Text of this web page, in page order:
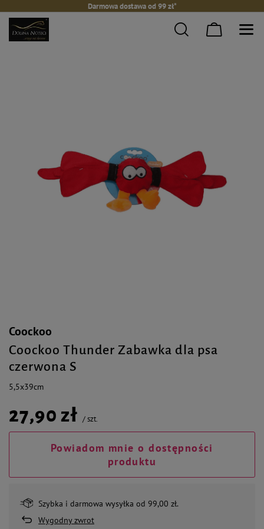
Darmowa dostawa od 99 zł*
Coockoo
Coockoo Thunder Zabawka dla psa
czerwona S
5,5x39cm
27,90 zł /szt.
Powiadom mnie o dostępności
produktu
Szybka i darmowa wysyłka od 99,00 zł.
Wygodny zwrot